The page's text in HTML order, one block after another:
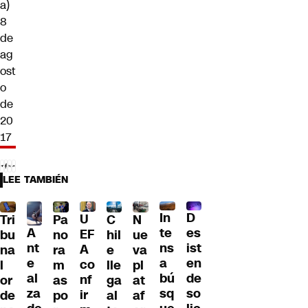
a)
8
de
ag
ost
o
de
20
17
LEE TAMBIÉN
Tri
bu
na
l
or
de
A
nt
e
al
za
Pa
no
ra
m
as
po
U
EF
A
co
nf
ir
C
hil
e
lle
ga
al
N
ue
va
pl
at
af
In
te
ns
a
bú
sq
D
es
ist
en
de
so